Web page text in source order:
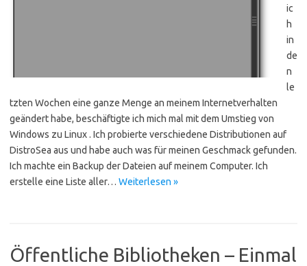
ic
h
in
de
n
le
tzten Wochen eine ganze Menge an meinem Internetverhalten
geändert habe, beschäftigte ich mich mal mit dem Umstieg von
Windows zu Linux . Ich probierte verschiedene Distributionen auf
DistroSea aus und habe auch was für meinen Geschmack gefunden.
Ich machte ein Backup der Dateien auf meinem Computer. Ich
erstelle eine Liste aller… Weiterlesen »
Öffentliche Bibliotheken – Einmal